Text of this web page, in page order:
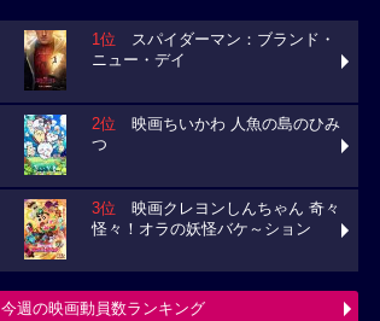
1位 スパイダーマン：ブランド・
ニュー・デイ
2位 映画ちいかわ 人魚の島のひみ
つ
3位 映画クレヨンしんちゃん 奇々
怪々！オラの妖怪バケ～ション
今週の映画動員数ランキング